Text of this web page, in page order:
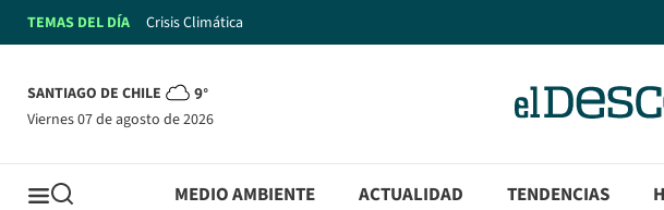
TEMAS DEL DÍA Crisis Climática
SANTIAGO DE CHILE 9°
viernes 07 de agosto de 2026
MEDIO AMBIENTE ACTUALIDAD TENDENCIAS